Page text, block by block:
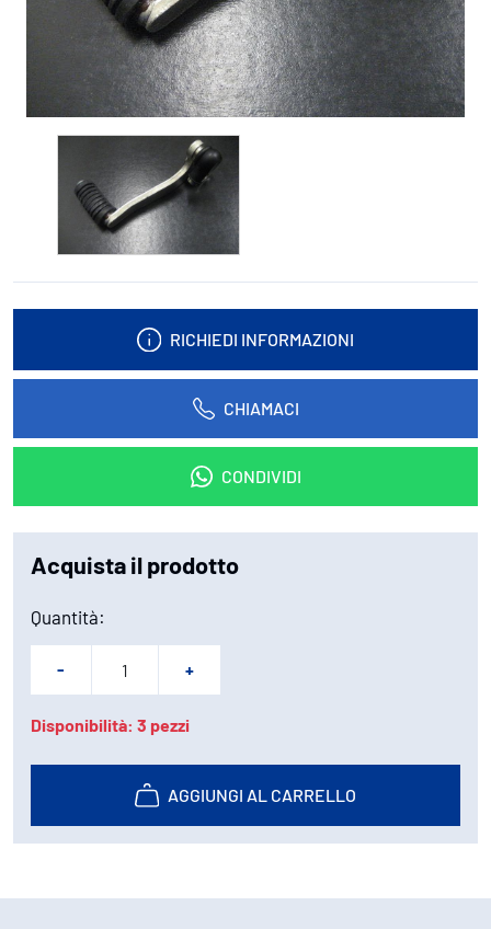
RICHIEDI INFORMAZIONI
CHIAMACI
CONDIVIDI
Acquista il prodotto
Quantità:
- +
Disponibilità: 3 pezzi
AGGIUNGI AL CARRELLO